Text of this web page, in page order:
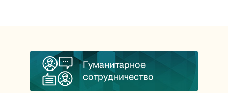
Гуманитарное
сотрудничество